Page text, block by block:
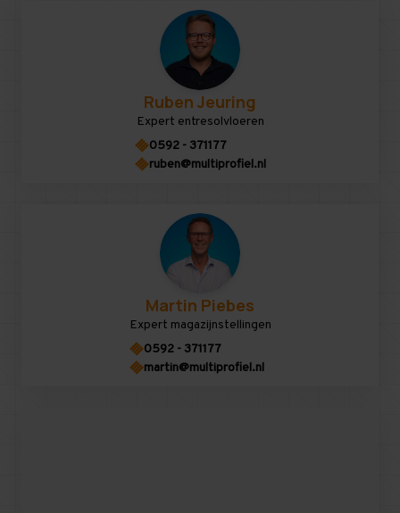
Ruben Jeuring
Expert entresolvloeren
0592 - 371177
ruben@multiprofiel.nl
Martin Piebes
Expert magazijnstellingen
0592 - 371177
martin@multiprofiel.nl